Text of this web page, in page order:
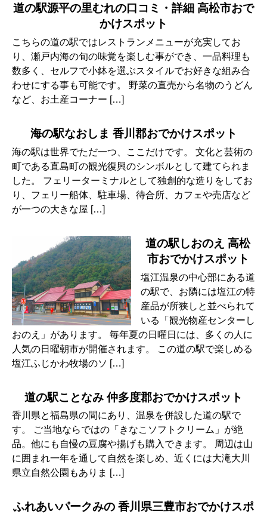
道の駅源平の里むれの口コミ・詳細 高松市おで
かけスポット
こちらの道の駅ではレストランメニューが充実してお
り、瀬戸内海の旬の味覚を楽しむ事ができ、一品料理も
数多く、セルフで小鉢を選ぶスタイルでお好きな組み合
わせにする事も可能です。 野菜の直売から名物のうどん
など、お土産コーナー […]
海の駅なおしま 香川郡おでかけスポット
海の駅は世界でただ一つ、ここだけです。 文化と芸術の
町である直島町の観光復興のシンボルとして建てられま
した。 フェリーターミナルとして独創的な造りをしてお
り、フェリー船体、駐車場、待合所、カフェや売店など
が一つの大きな屋 […]
道の駅しおのえ 高松
市おでかけスポット
塩江温泉の中心部にある道
の駅で、お隣には塩江の特
産品が所狭しと並べられて
いる「観光物産センターし
おのえ」があります。 毎年夏の日曜日には、多くの人に
人気の日曜朝市が開催されます。 この道の駅で楽しめる
塩江ふじかわ牧場のソ […]
道の駅ことなみ 仲多度郡おでかけスポット
香川県と福島県の間にあり、温泉を併設した道の駅で
す。 ご当地ならではの「きなこソフトクリーム」が絶
品。他にも自慢の豆腐や揚げも購入できます。 周辺は山
に囲まれ一年を通して自然を楽しめ、近くには大滝大川
県立自然公園もありま […]
ふれあいパークみの 香川県三豊市おでかけスポ